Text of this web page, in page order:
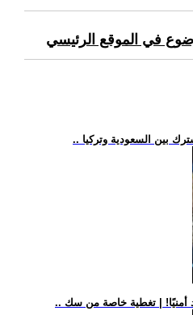
في الموقع الرئيسي
بين السعودية وتركيا
أمنيًا! | تغطية خاصة من سك